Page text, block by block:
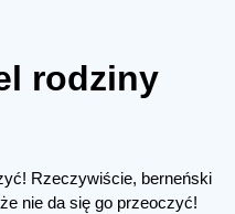
rodziny
Rzeczywiście, berneński
nie da się go przeoczyć!